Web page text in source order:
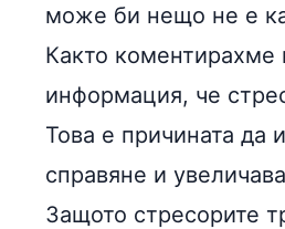
може би нещо не е
Както
информация, че
Това е причината да
справяне и
Защото стресорите